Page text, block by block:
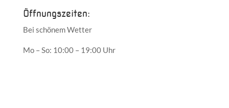
Öffnungszeiten:
Bei schönem Wetter
Mo – So: 10:00 – 19:00 Uhr